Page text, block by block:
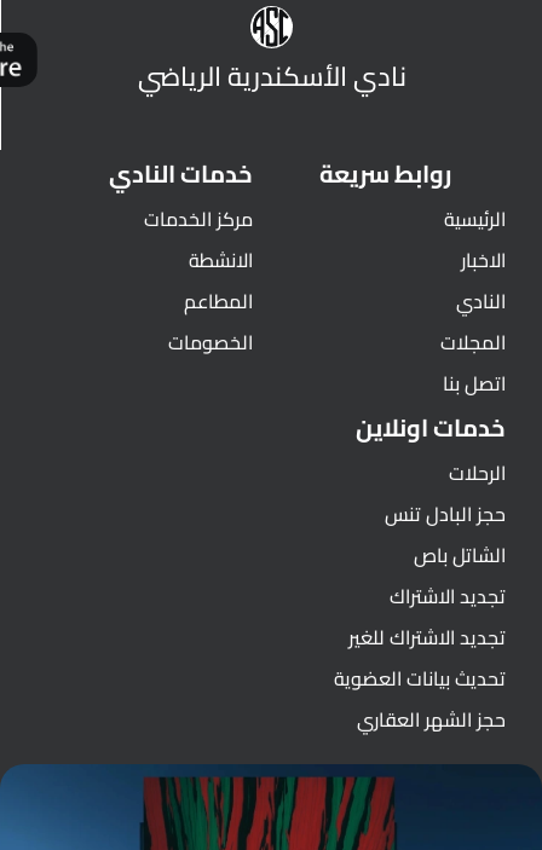
نادي الأسكندرية الرياضي
روابط سريعة
الرئيسية
الاخبار
النادي
المجلات
اتصل بنا
خدمات النادي
مركز الخدمات
الانشطة
المطاعم
الخصومات
خدمات اونلاين
الرحلات
حجز البادل تنس
الشاتل باص
تجديد الاشتراك
تجديد الاشتراك للغير
تحديث بيانات العضوية
حجز الشهر العقاري